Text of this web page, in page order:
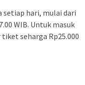
setiap hari, mulai dari
WIB. Untuk masuk
seharga Rp25.000